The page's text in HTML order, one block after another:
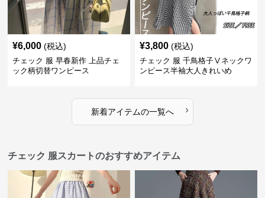
¥6,000 (税込)
チェック 服 早春新作 上品チェ
ック柄切替ワンピース
¥3,800 (税込)
チェック 服 千鳥格子Ⅴネックワ
ンピース半袖大人きれいめ
新着アイテムの一覧へ ›
チェック 服スカートのおすすめアイテム